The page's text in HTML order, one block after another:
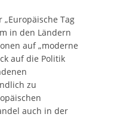
Tag
in den Ländern
auf „moderne
auf die Politik
zu
auch in der